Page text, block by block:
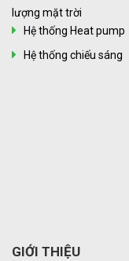
lượng mặt trời
Hệ thống Heat pump
Hệ thống chiếu sáng
GIỚI THIỆU